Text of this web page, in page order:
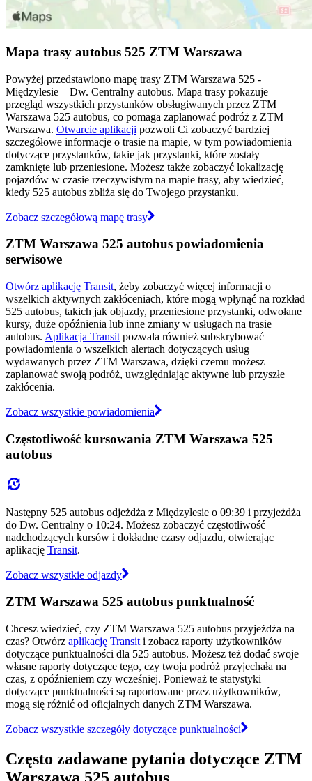
Mapa trasy autobus 525 ZTM Warszawa
Powyżej przedstawiono mapę trasy ZTM Warszawa 525 -
Międzylesie – Dw. Centralny autobus. Mapa trasy pokazuje
przegląd wszystkich przystanków obsługiwanych przez ZTM
Warszawa 525 autobus, co pomaga zaplanować podróż z ZTM
Warszawa. Otwarcie aplikacji pozwoli Ci zobaczyć bardziej
szczegółowe informacje o trasie na mapie, w tym powiadomienia
dotyczące przystanków, takie jak przystanki, które zostały
zamknięte lub przeniesione. Możesz także zobaczyć lokalizację
pojazdów w czasie rzeczywistym na mapie trasy, aby wiedzieć,
kiedy 525 autobus zbliża się do Twojego przystanku.
Zobacz szczegółową mapę trasy
ZTM Warszawa 525 autobus powiadomienia
serwisowe
Otwórz aplikację Transit, żeby zobaczyć więcej informacji o
wszelkich aktywnych zakłóceniach, które mogą wpłynąć na rozkład
525 autobus, takich jak objazdy, przeniesione przystanki, odwołane
kursy, duże opóźnienia lub inne zmiany w usługach na trasie
autobus. Aplikacja Transit pozwala również subskrybować
powiadomienia o wszelkich alertach dotyczących usług
wydawanych przez ZTM Warszawa, dzięki czemu możesz
zaplanować swoją podróż, uwzględniając aktywne lub przyszłe
zakłócenia.
Zobacz wszystkie powiadomienia
Częstotliwość kursowania ZTM Warszawa 525
autobus
Następny 525 autobus odjeżdża z Międzylesie o 09:39 i przyjeżdża
do Dw. Centralny o 10:24. Możesz zobaczyć częstotliwość
nadchodzących kursów i dokładne czasy odjazdu, otwierając
aplikację Transit.
Zobacz wszystkie odjazdy
ZTM Warszawa 525 autobus punktualność
Chcesz wiedzieć, czy ZTM Warszawa 525 autobus przyjeżdża na
czas? Otwórz aplikację Transit i zobacz raporty użytkowników
dotyczące punktualności dla 525 autobus. Możesz też dodać swoje
własne raporty dotyczące tego, czy twoja podróż przyjechała na
czas, z opóźnieniem czy wcześniej. Ponieważ te statystyki
dotyczące punktualności są raportowane przez użytkowników,
mogą się różnić od oficjalnych danych ZTM Warszawa.
Zobacz wszystkie szczegóły dotyczące punktualności
Często zadawane pytania dotyczące ZTM